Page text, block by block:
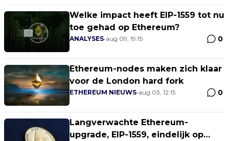
Welke impact heeft EIP-1559 tot nu
toe gehad op Ethereum?
ANALYSES•aug 09, 19:15 0
Ethereum-nodes maken zich klaar
voor de London hard fork
ETHEREUM NIEUWS•aug 03, 12:15 0
Langverwachte Ethereum-
upgrade, EIP-1559, eindelijk op